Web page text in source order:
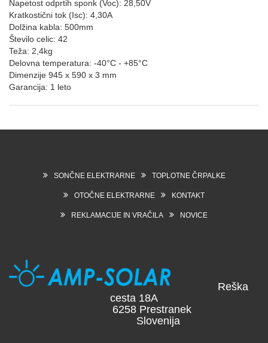
Napetost odprtih sponk (Voc): 28,50V
Kratkostični tok (Isc): 4,30A
Dolžina kabla: 500mm
Število celic: 42
Teža: 2,4kg
Delovna temperatura: -40°C - +85°C
Dimenzije 945 x 590 x 3 mm
Garancija: 1 leto
SONČNE ELEKTRARNE TOPLOTNE ČRPALKE
OTOČNE ELEKTRARNE KONTAKT
REKLAMACIJE IN VRAČILA NOVICE
Reška
cesta 18A
6258 Prestranek
Slovenija